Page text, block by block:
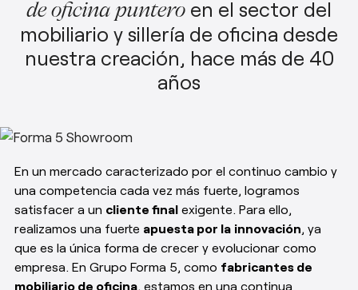
Sostenibilidad ♻️
Ergonomía
Empleo
Contacto
Contacto
EN ES FR DE
de oficina puntero en el sector del
mobiliario y sillería de oficina desde
nuestra creación, hace más de 40
años
En un mercado caracterizado por el continuo cambio y
una competencia cada vez más fuerte, logramos
satisfacer a un cliente finalexigente. Para ello,
realizamos una fuerte apuesta por la innovación, ya
que es la única forma de crecer y evolucionar como
empresa. En Grupo Forma 5, como fabricantes de
mobiliario de oficina, estamos en una continua